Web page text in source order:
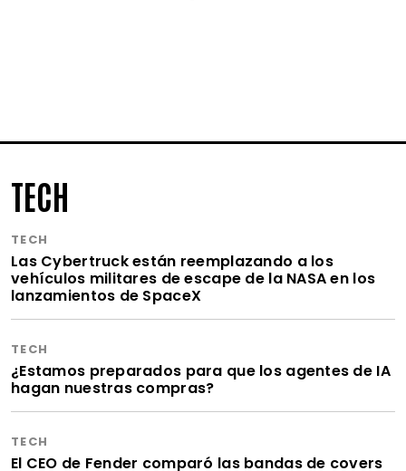
TECH
TECH
Las Cybertruck están reemplazando a los
vehículos militares de escape de la NASA en los
lanzamientos de SpaceX
TECH
¿Estamos preparados para que los agentes de IA
hagan nuestras compras?
TECH
El CEO de Fender comparó las bandas de covers